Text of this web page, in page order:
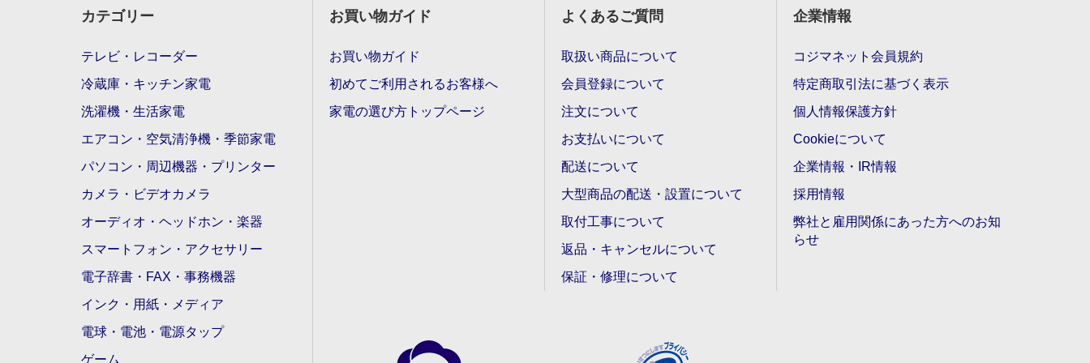
カテゴリー
テレビ・レコーダー
冷蔵庫・キッチン家電
洗濯機・生活家電
エアコン・空気清浄機・季節家電
パソコン・周辺機器・プリンター
カメラ・ビデオカメラ
オーディオ・ヘッドホン・楽器
スマートフォン・アクセサリー
電子辞書・FAX・事務機器
インク・用紙・メディア
電球・電池・電源タップ
ゲーム
お買い物ガイド
お買い物ガイド
初めてご利用されるお客様へ
家電の選び方トップページ
よくあるご質問
取扱い商品について
会員登録について
注文について
お支払いについて
配送について
大型商品の配送・設置について
取付工事について
返品・キャンセルについて
保証・修理について
企業情報
コジマネット会員規約
特定商取引法に基づく表示
個人情報保護方針
Cookieについて
企業情報・IR情報
採用情報
弊社と雇用関係にあった方へのお知
らせ